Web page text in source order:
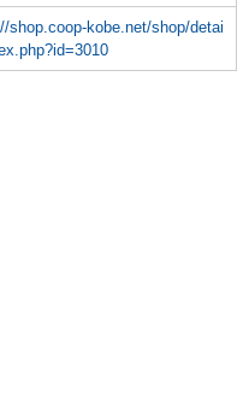
shop.coop-kobe.net/shop/detai